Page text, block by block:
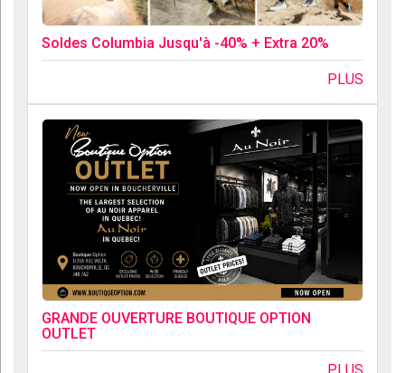
Soldes Columbia Jusqu'à -40% + Extra 20%
PLUS
GRANDE OUVERTURE BOUTIQUE OPTION
OUTLET
PLUS